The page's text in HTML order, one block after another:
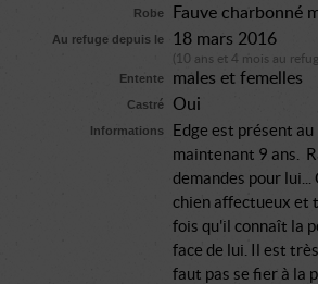
Robe Fauve charbonné
Au refuge depuis le 18 mars 2016
(10 ans et 4 mois au
Entente
males et femelles
Castré Oui
Informations
Edge est présent
maintenant 9 ans.
demandes pour
chien affectueux et
fois qu'il connaît la
face de lui. Il est
faut pas se fier à la